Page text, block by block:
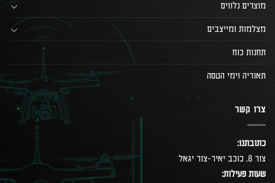
מוצרים נלווים
מצלמות ומייצבים
תחנות כוח
תאוריה וימי הטסה
צרו קשר
כתובתנו:
צור 8, כוכב יאיר-צור יגאל
שעות פעילות: